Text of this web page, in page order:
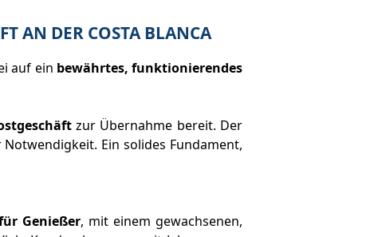
AN DER COSTA BLANCA
auf ein bewährtes, funktionierendes
zur Übernahme bereit. Der
Ein solides Fundament,
Genießer, mit einem gewachsenen,